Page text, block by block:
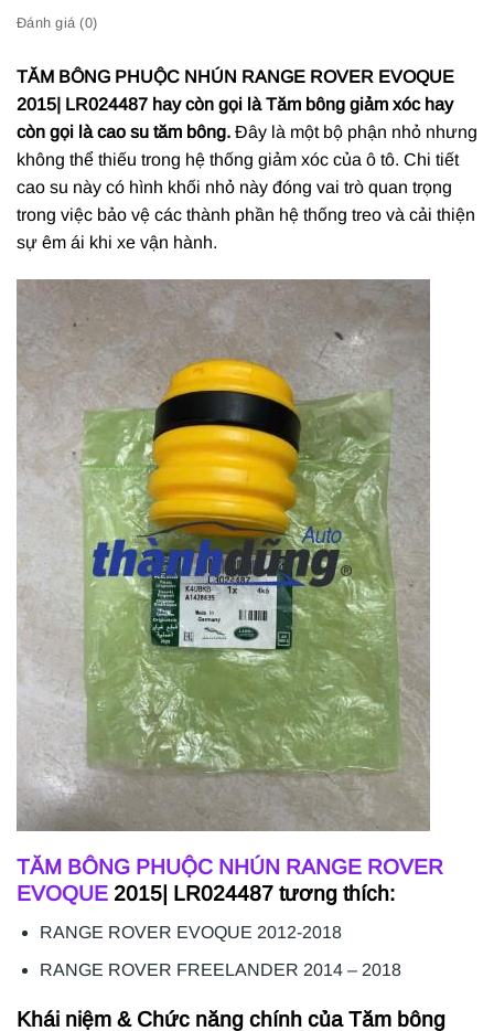
Đánh giá (0)
TĂM BÔNG PHUỘC NHÚN RANGE ROVER EVOQUE
2015| LR024487 hay còn gọi là Tăm bông giảm xóc hay
còn gọi là cao su tăm bông. Đây là một bộ phận nhỏ nhưng
không thể thiếu trong hệ thống giảm xóc của ô tô. Chi tiết
cao su này có hình khối nhỏ này đóng vai trò quan trọng
trong việc bảo vệ các thành phần hệ thống treo và cải thiện
sự êm ái khi xe vận hành.
TĂM BÔNG PHUỘC NHÚN RANGE ROVER
EVOQUE 2015| LR024487 tương thích:
RANGE ROVER EVOQUE 2012-2018
RANGE ROVER FREELANDER 2014 – 2018
Khái niệm & Chức năng chính của Tăm bông